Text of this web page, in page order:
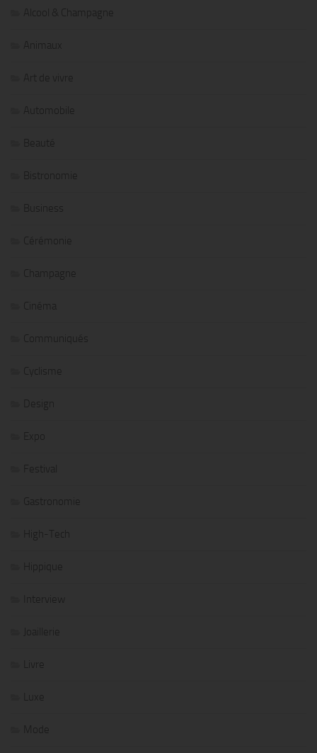
Alcool & Champagne
Animaux
Art de vivre
Automobile
Beauté
Bistronomie
Business
Cérémonie
Champagne
Cinéma
Communiqués
Cyclisme
Design
Expo
Festival
Gastronomie
High-Tech
Hippique
Interview
Joaillerie
Livre
Luxe
Mode